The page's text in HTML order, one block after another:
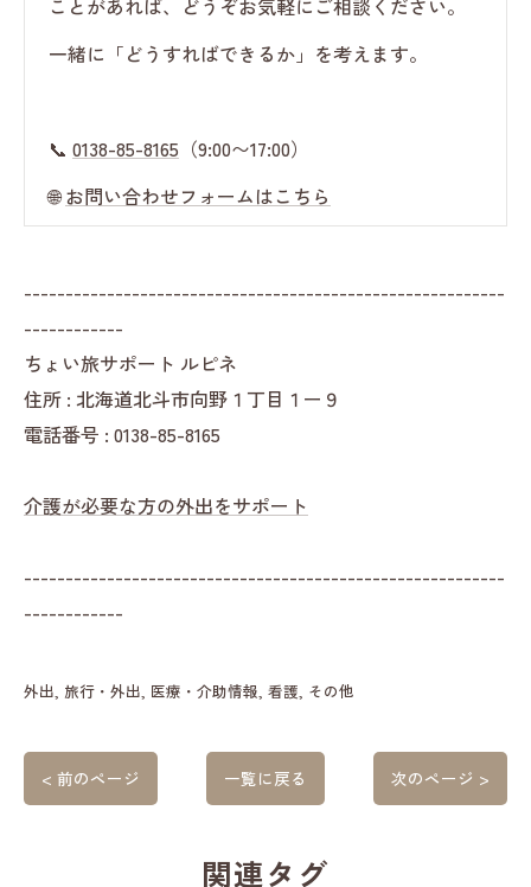
ことがあれば、どうぞお気軽にご相談ください。
一緒に「どうすればできるか」を考えます。
📞 0138-85-8165 （9:00〜17:00）
🌐お問い合わせフォームはこちら
----------------------------------------------------------
------------
ちょい旅サポート ルピネ
住所 : 北海道北斗市向野１丁目１ー９
電話番号 : 0138-85-8165
介護が必要な方の外出をサポート
----------------------------------------------------------
------------
外出 旅行・外出 医療・介助情報 看護 その他
< 前のページ 一覧に戻る 次のページ >
関連タグ